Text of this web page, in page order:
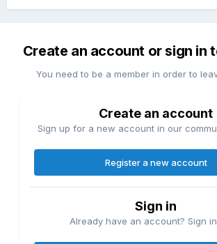
Create an account or sign in
You need to be a member in order to
Create an account
Sign up for a new account in our
Register a new account
Sign in
Already have an account? Sign